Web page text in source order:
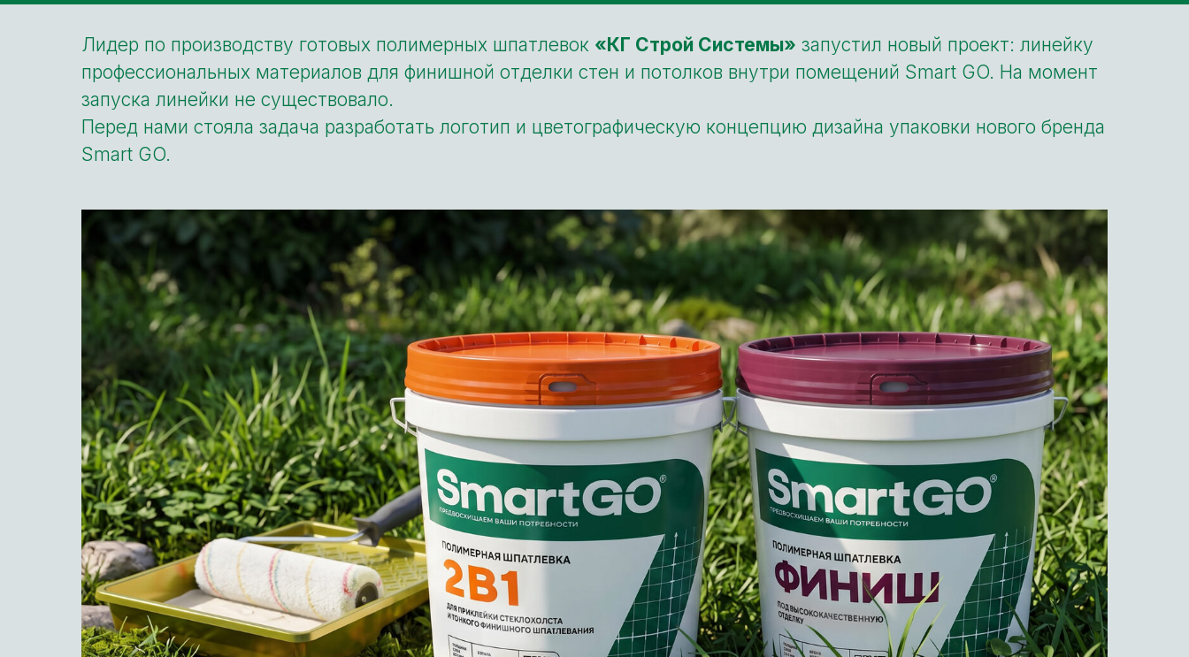
Лидер по производству готовых полимерных шпатлевок «КГ Строй Системы» запустил новый проект: линейку
профессиональных материалов для финишной отделки стен и потолков внутри помещений Smart GO. На момент
запуска линейки не существовало.
Перед нами стояла задача разработать логотип и цветографическую концепцию дизайна упаковки нового бренда
Smart GO.